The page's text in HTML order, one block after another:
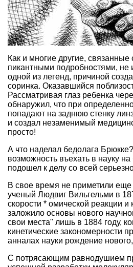
Как и многие другие,
пикантными подробностями, не
одной из легенд, причиной
соринка. Оказавшийся
Рассматривая глаз ребенка
обнаружил, что при
попадают на заднюю стенку
и создал незаменимый
просто!
А что наделал бедолага
возможность въехать в науку
подошел к делу со всей
В свое время не приметили
ученый Людвиг Вильгельми в
скорости * омической реакции
заложило основы нового
свои места" лишь в 1884 году,
кинетические закономерности
анналах науки рождение
С потрясающим равнодушием